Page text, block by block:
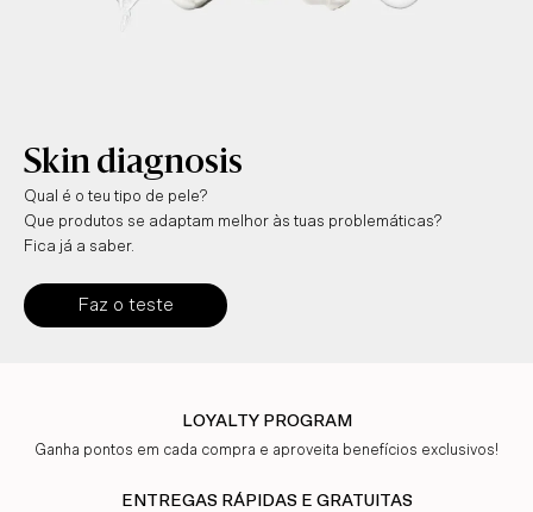
Skin diagnosis
Qual é o teu tipo de pele?
Que produtos se adaptam melhor às tuas problemáticas?
Fica já a saber.
Faz o teste
LOYALTY PROGRAM
Ganha pontos em cada compra e aproveita benefícios exclusivos!
ENTREGAS RÁPIDAS E GRATUITAS